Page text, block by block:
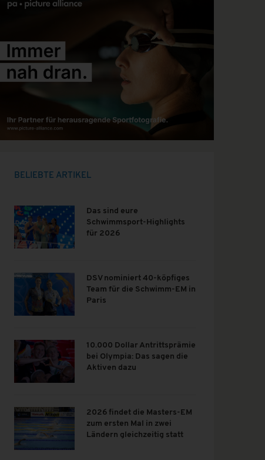
BELIEBTE ARTIKEL
Das sind eure
Schwimmsport-Highlights
für 2026
DSV nominiert 40-köpfiges
Team für die Schwimm-EM in
Paris
10.000 Dollar Antrittsprämie
bei Olympia: Das sagen die
Aktiven dazu
2026 findet die Masters-EM
zum ersten Mal in zwei
Ländern gleichzeitig statt